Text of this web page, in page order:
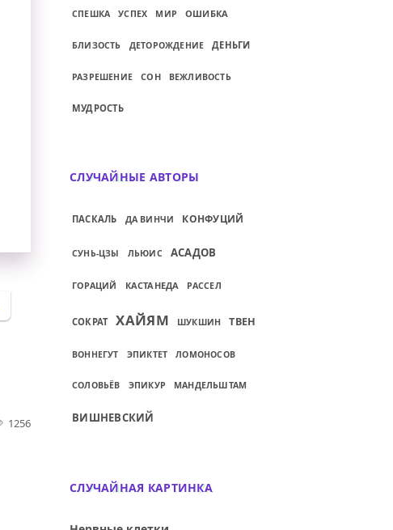
1256
СПЕШКА УСПЕХ МИР ОШИБКА
БЛИЗОСТЬ ДЕТОРОЖДЕНИЕ ДЕНЬГИ
РАЗРЕШЕНИЕ СОН ВЕЖЛИВОСТЬ
МУДРОСТЬ
СЛУЧАЙНЫЕ АВТОРЫ
ПАСКАЛЬ ДА ВИНЧИ КОНФУЦИЙ
СУНЬ-ЦЗЫ ЛЬЮИС АСАДОВ
ГОРАЦИЙ КАСТАНЕДА РАССЕЛ
СОКРАТ ХАЙЯМ ШУКШИН ТВЕН
ВОННЕГУТ ЭПИКТЕТ ЛОМОНОСОВ
СОЛОВЬЁВ ЭПИКУР МАНДЕЛЬШТАМ
ВИШНЕВСКИЙ
СЛУЧАЙНАЯ КАРТИНКА